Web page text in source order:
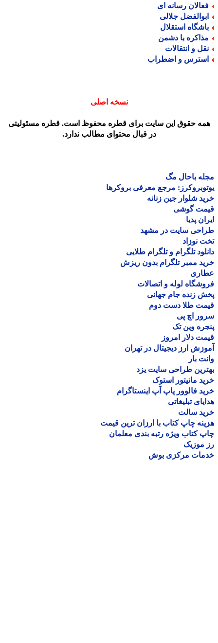
رسانه ای
جلالی
استقلال
با دشمن
و انتقالات
و اضطراب
نسخه اصلی
حقوق این سایت برای قطره محفوظ است. قطره مسئولیتی
در قبال محتوای مطالب ندارد.
باحال مگ
مرجع معرفی بروکرها
شلوار جین زنانه
گوشی
پدیا
سایت در مشهد
نوزاد
تلگرام و تلگرام طلایی
ممبر تلگرام بدون ریزش
لوله و اتصالات
زنده جام جهانی
طلا دست دوم
اچ پی
وین تک
دلار امروز
ارز دیجیتال در تهران
بار
طراحی سایت یزد
مانیتور استوک
فالوور پاپ آپ اینستاگرام
تبلیغاتی
سالت
چاپ کتاب با ارزان ترین قیمت
کتاب ویژه رتبه بندی معلمان
موزیک
مرکزی بوش